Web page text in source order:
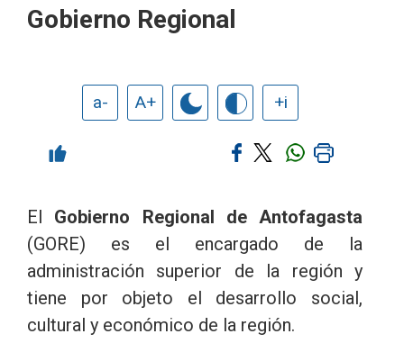
Gobierno Regional
a- A+ +i
El Gobierno Regional de Antofagasta
(GORE) es el encargado de la
administración superior de la región y
tiene por objeto el desarrollo social,
cultural y económico de la región.